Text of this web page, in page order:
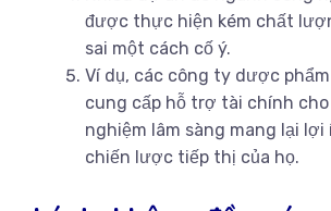
được thực hiện kém chất
sai một cách cố ý.
Ví dụ, các công ty dược
cung cấp hỗ trợ tài chính
nghiệm lâm sàng mang lại lợi
chiến lược tiếp thị của họ.